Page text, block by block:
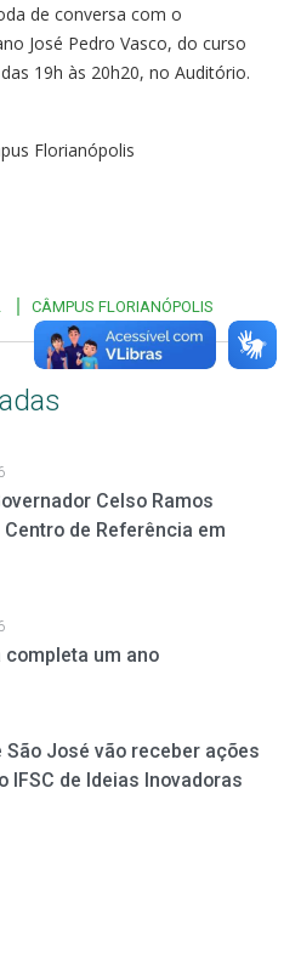
de conversa com o
José Pedro Vasco, do curso
19h às 20h20, no Auditório.
Florianópolis
CÂMPUS FLORIANÓPOLIS
Celso Ramos
de Referência em
completa um ano
José vão receber ações
IFSC de Ideias Inovadoras